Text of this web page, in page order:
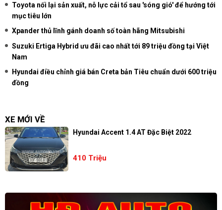
Toyota nối lại sản xuất, nỗ lực cải tổ sau 'sóng gió' để hướng tới
mục tiêu lớn
Xpander thủ lĩnh gánh doanh số toàn hãng Mitsubishi
Suzuki Ertiga Hybrid ưu đãi cao nhất tới 89 triệu đồng tại Việt
Nam
Hyundai điều chỉnh giá bán Creta bản Tiêu chuẩn dưới 600 triệu
đồng
XE MỚI VỀ
Hyundai Accent 1.4 AT Đặc Biệt 2022
410 Triệu